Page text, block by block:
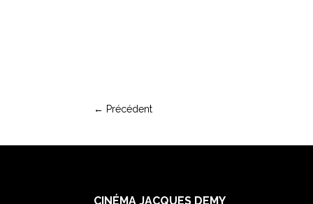
← Précédent
CINÉMA JACQUES DEMY